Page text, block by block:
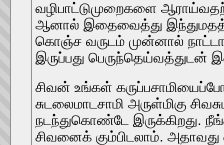
வழிபாட்டுமுறைகளை
ஆனால் இதைவைத்து
கொஞ்ச வருடம் முன்னால்
இருப்பது
சிவன் உங்கள்
சுடலைமாடசாமி அருள்மிகு
நடந்துகொண்டே இருக்கிறது.
சிவனைக் கும்பிடலாம். அதாவது